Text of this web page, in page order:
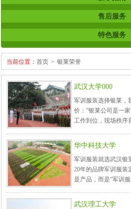
售后服务
特色服务
当前位置：首页 > 银莱荣誉
武汉大学000
军训服装选择银莱，
价：”银莱公司是一
工作到位，现场秩序
成，是我校的金牌供
选择与银莱合作，我
综合研究型大学，已
华中科技大学
军训服装就选武汉银
20年的品牌军训服装
是产品，而是“军训
作为中国排名前十
武汉理工大学